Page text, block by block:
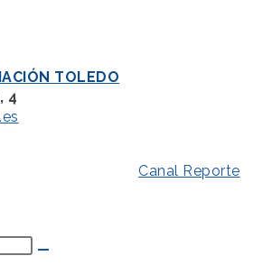
TOLEDO
4
Canal Reporte